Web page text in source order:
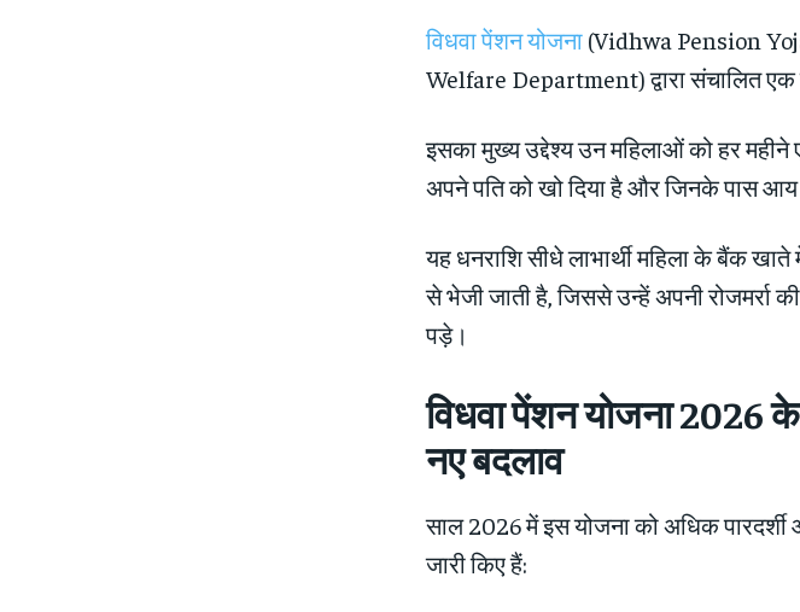
विधवा पेंशन योजना(Vidhwa Pension
Welfare Department) द्वारा संचालित एक
इसका मुख्य उद्देश्य उन महिलाओं को हर महीने
अपने पति को खो दिया है और जिनके पास आय
यह धनराशि सीधे लाभार्थी महिला के बैंक
से भेजी जाती है, जिससे उन्हें अपनी
पड़े।
विधवा पेंशन योजना2026 के
नए बदलाव
साल 2026 में इस योजना को अधिक
जारी किए हैं: